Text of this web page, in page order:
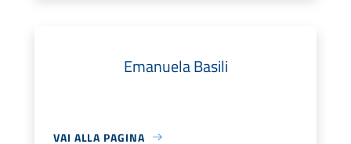
Emanuela Basili
VAI ALLA PAGINA